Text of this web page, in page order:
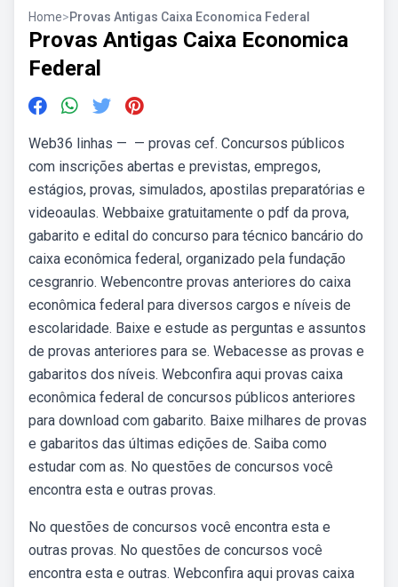
Home>Provas Antigas Caixa Economica Federal
Provas Antigas Caixa Economica
Federal
Web36 linhas — — provas cef. Concursos públicos
com inscrições abertas e previstas, empregos,
estágios, provas, simulados, apostilas preparatórias e
videoaulas. Webbaixe gratuitamente o pdf da prova,
gabarito e edital do concurso para técnico bancário do
caixa econômica federal, organizado pela fundação
cesgranrio. Webencontre provas anteriores do caixa
econômica federal para diversos cargos e níveis de
escolaridade. Baixe e estude as perguntas e assuntos
de provas anteriores para se. Webacesse as provas e
gabaritos dos níveis. Webconfira aqui provas caixa
econômica federal de concursos públicos anteriores
para download com gabarito. Baixe milhares de provas
e gabaritos das últimas edições de. Saiba como
estudar com as. No questões de concursos você
encontra esta e outras provas.
No questões de concursos você encontra esta e
outras provas. No questões de concursos você
encontra esta e outras. Webconfira aqui provas caixa